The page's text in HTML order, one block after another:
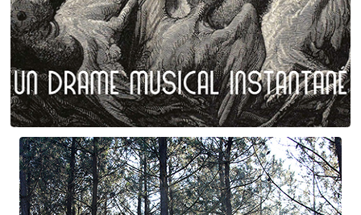
Plumes et poils
Birgé - Gorgé - Meens